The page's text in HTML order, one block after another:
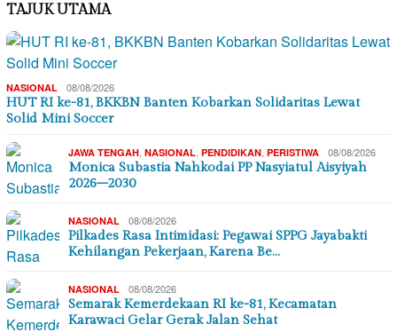
TAJUK UTAMA
NASIONAL 08/08/2026
HUT RI ke-81, BKKBN Banten Kobarkan Solidaritas Lewat
Solid Mini Soccer
JAWA TENGAH NASIONAL PENDIDIKAN PERISTIWA 08/08/2026
Monica Subastia Nahkodai PP Nasyiatul Aisyiyah
2026–2030
NASIONAL 08/08/2026
Pilkades Rasa Intimidasi: Pegawai SPPG Jayabakti
Kehilangan Pekerjaan, Karena Be…
NASIONAL 08/08/2026
Semarak Kemerdekaan RI ke-81, Kecamatan
Karawaci Gelar Gerak Jalan Sehat